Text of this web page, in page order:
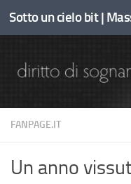
Sotto il contenuto
Sotto un cielo bit |
FANPAGE.IT
Un anno